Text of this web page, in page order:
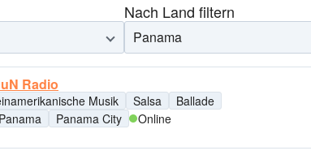
Nach Land filtern
Panama
Radio
Musik Salsa
Ballade
Panama
Panama City Online